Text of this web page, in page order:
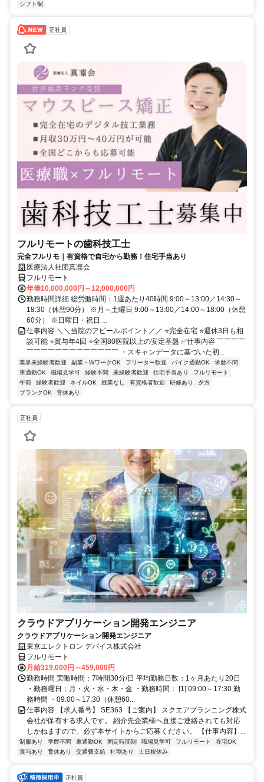
シフト制
正社員
フルリモートの歯科技工士
完全フルリモ｜有資格で自宅から勤務！住宅手当あり
医療法人社団真凛会
フルリモート
年俸10,000,000円～12,000,000円
勤務時間詳細 総労働時間：1週あたり40時間 9:00～13:00／14:30～
18:30（休憩90分） ※月～土曜日 9:00～13:00／14:00～18:00（休憩
60分） ※日曜日・祝日 ...
仕事内容 ＼＼当院のアピールポイント／／ ⭐完全在宅 ⭐週休3日も相
談可能 ⭐賞与年4回 ⭐全国80医院以上の安定基盤 ✅仕事内容 ￣￣￣￣
￣￣￣￣￣￣￣￣￣￣￣￣￣ ・スキャンデータに基づいた初...
業界未経験者歓迎 副業・WワークOK フリーター歓迎 バイク通勤OK
学歴不問
車通勤OK
職場見学可 経験不問 未経験者歓迎 住宅手当あり
フルリモート
午前
経験者歓迎 ネイルOK 残業なし 有資格者歓迎 研修あり
夕方
ブランクOK
育休あり
正社員
クラウドアプリケーション開発エンジニア
クラウドアプリケーション開発エンジニア
東京エレクトロン デバイス株式会社
フルリモート
月給319,000円～459,000円
勤務時間 実働時間：7時間30分/日 平均勤務日数：1ヶ月あたり20日
・勤務曜日：月・火・水・木・金 ・勤務時間： [1] 09:00～17:30 勤
務時間 ・09:00～17:30（休憩60...
仕事内容 【求人番号】 SE363 【ご案内】 スクエアプランニング株式
会社が保有する求人です。 紹介先企業様へ直接ご連絡されても対応
しかねますので、必ず本サイトからご応募ください。 【仕事内容】...
制服あり 学歴不問 車通勤OK 固定時間制 職場見学可 フルリモート
在宅OK
賞与あり
育休あり 交通費支給 社割あり 土日祝休み
正社員